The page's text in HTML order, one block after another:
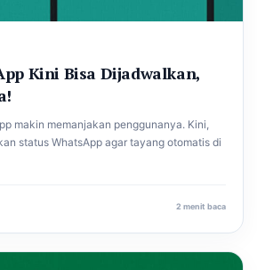
Kini Bisa Dijadwalkan,
makin memanjakan penggunanya. Kini,
status WhatsApp agar tayang otomatis di
2 menit baca